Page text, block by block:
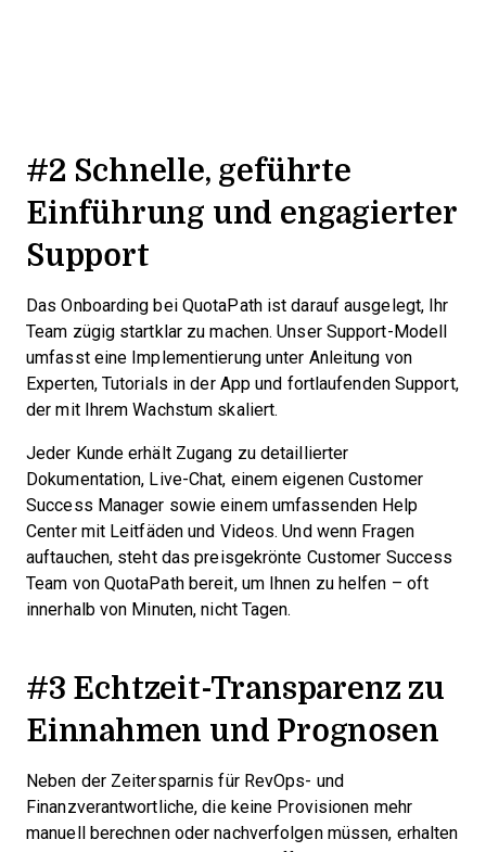
#2 Schnelle, geführte
Einführung und engagierter
Support
Das Onboarding bei QuotaPath ist darauf ausgelegt, Ihr
Team zügig startklar zu machen. Unser Support-Modell
umfasst eine Implementierung unter Anleitung von
Experten, Tutorials in der App und fortlaufenden Support,
der mit Ihrem Wachstum skaliert.
Jeder Kunde erhält Zugang zu detaillierter
Dokumentation, Live-Chat, einem eigenen Customer
Success Manager sowie einem umfassenden Help
Center mit Leitfäden und Videos. Und wenn Fragen
auftauchen, steht das preisgekrönte Customer Success
Team von QuotaPath bereit, um Ihnen zu helfen – oft
innerhalb von Minuten, nicht Tagen.
#3 Echtzeit-Transparenz zu
Einnahmen und Prognosen
Neben der Zeitersparnis für RevOps- und
Finanzverantwortliche, die keine Provisionen mehr
manuell berechnen oder nachverfolgen müssen, erhalten